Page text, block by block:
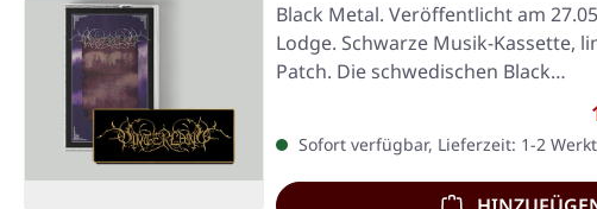
Black Metal. Veröffentlicht am
Lodge. Schwarze Musik-Kassette,
Patch. Die schwedischen Black…
Sofort verfügbar, Lieferzeit: 1-2